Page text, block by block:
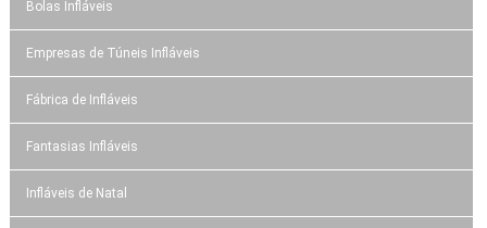
Bolas Infláveis
Empresas de Túneis Infláveis
Fábrica de Infláveis
Fantasias Infláveis
Infláveis de Natal